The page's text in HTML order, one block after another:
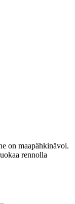
on maapähkinävoi.
rennolla